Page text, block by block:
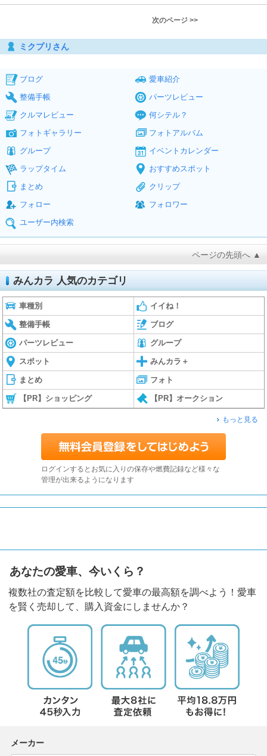
次のページ >>
ミクプリさん
ブログ
愛車紹介
整備手帳
パーツレビュー
クルマレビュー
何シテル？
フォトギャラリー
フォトアルバム
グループ
イベントカレンダー
ラップタイム
おすすめスポット
まとめ
クリップ
フォロー
フォロワー
ユーザー内検索
ページの先頭へ ▲
みんカラ 人気のカテゴリ
車種別 イイね！
整備手帳 ブログ
パーツレビュー グループ
スポット みんカラ＋
まとめ フォト
【PR】ショッピング 【PR】オークション
もっと見る
ログインするとお気に入りの保存や燃費記録など様々な
管理が出来るようになります
あなたの愛車、今いくら？
複数社の査定額を比較して愛車の最高額を調べよう！愛車
を賢く売却して、購入資金にしませんか？
メーカー